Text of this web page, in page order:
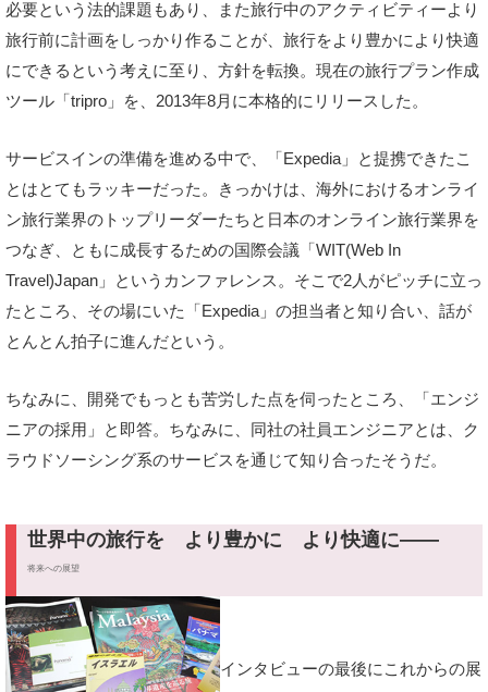
必要という法的課題もあり、また旅行中のアクティビティーより
旅行前に計画をしっかり作ることが、旅行をより豊かにより快適
にできるという考えに至り、方針を転換。現在の旅行プラン作成
ツール「tripro」を、2013年8月に本格的にリリースした。
サービスインの準備を進める中で、「Expedia」と提携できたこ
とはとてもラッキーだった。きっかけは、海外におけるオンライ
ン旅行業界のトップリーダーたちと日本のオンライン旅行業界を
つなぎ、ともに成長するための国際会議「WIT(Web In
Travel)Japan」というカンファレンス。そこで2人がピッチに立っ
たところ、その場にいた「Expedia」の担当者と知り合い、話が
とんとん拍子に進んだという。
ちなみに、開発でもっとも苦労した点を伺ったところ、「エンジ
ニアの採用」と即答。ちなみに、同社の社員エンジニアとは、ク
ラウドソーシング系のサービスを通じて知り合ったそうだ。
世界中の旅行を より豊かに より快適に――
将来への展望
インタビューの最後にこれからの展